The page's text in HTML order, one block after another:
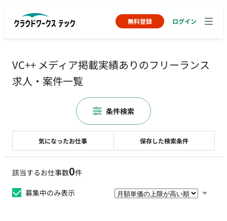
無料登録 ログイン
VC++ メディア掲載実績ありのフリーランス
求人・案件一覧
該当するお仕事数0件
募集中のみ表示
気になったお仕事 保存した検索条件
条件検索